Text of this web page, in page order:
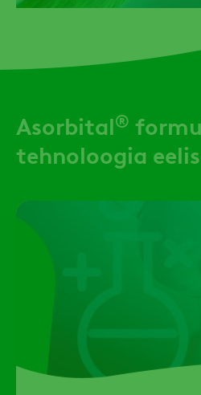
Asorbital®
tehnoloogia